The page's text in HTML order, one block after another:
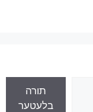
תורה
בלעטער